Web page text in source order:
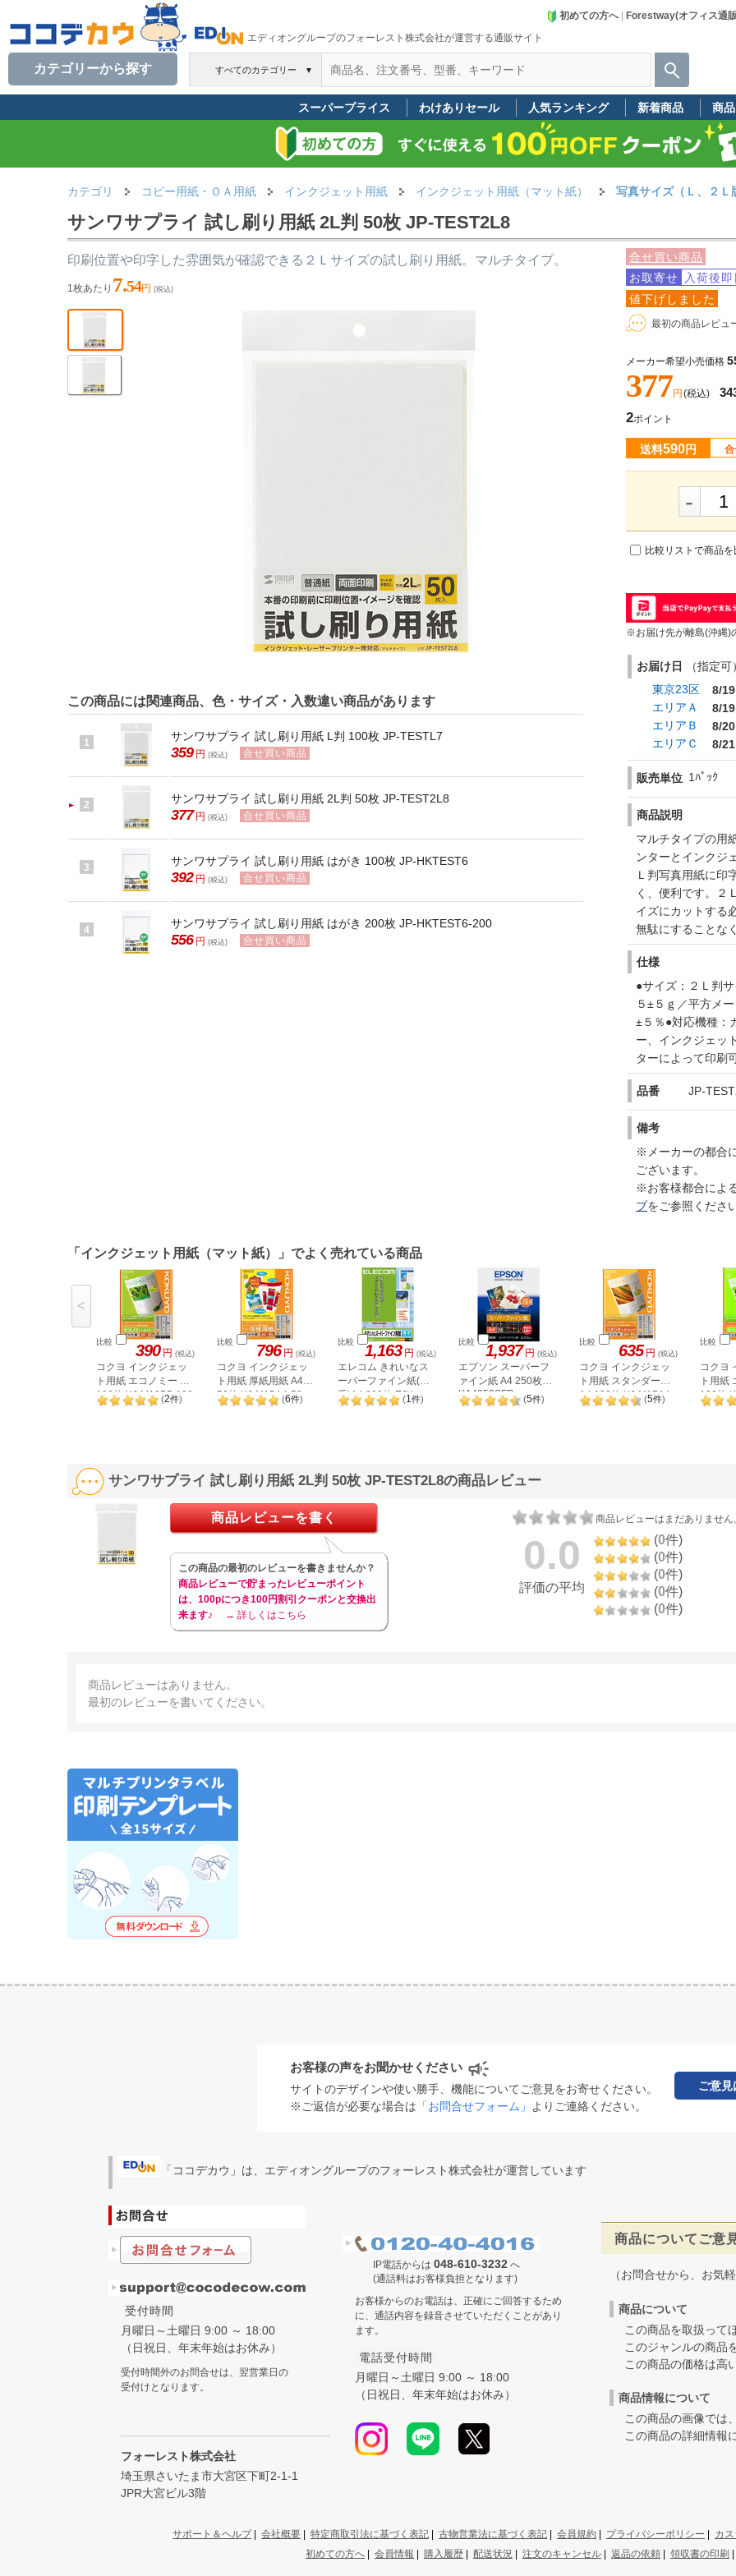
エディオングループのフォーレスト株式会社が運営する通販サイト
初めての方へ| Forestway(オフィス通
すべてのカテゴリー ▼
カテゴリーから探す
スーパープライス わけありセール 人気ランキング 新着商品 商
カテゴリ コピー用紙・ＯＡ用紙 インクジェット用紙 インクジェット用紙（マット紙） 写真サイズ（Ｌ、２Ｌ
サンワサプライ 試し刷り用紙 2L判 50枚 JP-TEST2L8
合せ買い商品
お取寄せ
入荷後
値下げしました
最初の商品レビュ
メーカー希望小売価格
377円 (税込)
2ポイント
送料590円
-
比較リストで商品
※お届け先が離島(沖縄)
お届け日
（指定
東京23区
8/19
エリアＡ
8/19
エリアＢ
8/20
エリアＣ
8/21
販売単位 1ﾊﾟｯｸ
商品説明
マルチタイプの用
ンターとインクジ
Ｌ判写真用紙に印
く、便利です。２
イズにカットする
無駄にすることな
仕様
●サイズ：２Ｌ判
５±５ｇ／平方メ
±５％●対応機種：
ー、インクジェッ
ターによって印刷
品番 JP-
備考
※メーカーの都合
ございます。
※お客様都合によ
プをご参照くださ
印刷位置や印字した雰囲気が確認できる２Ｌサイズの試し刷り用紙。マルチタイプ。
1枚あたり 7.54円 (税込)
この商品には関連商品、色・サイズ・入数違い商品があります
1 サンワサプライ 試し刷り用紙 L判 100枚 JP-TESTL7
359 円 (税込) 合せ買い商品
2 サンワサプライ 試し刷り用紙 2L判 50枚 JP-TEST2L8
377 円 (税込) 合せ買い商品
3 サンワサプライ 試し刷り用紙 はがき 100枚 JP-HKTEST6
392 円 (税込) 合せ買い商品
4 サンワサプライ 試し刷り用紙 はがき 200枚 JP-HKTEST6-200
556 円 (税込) 合せ買い商品
「インクジェット用紙（マット紙）」でよく売れている商品
比較 390 円 (税込)
コクヨ インクジェッ
ト用紙 エコノミー B5
100枚 KJ-M18B5-100
(2件)
比較 796 円 (税込)
コクヨ インクジェッ
ト用紙 厚紙用紙 A4
50枚 KJ-M15A4-50
(6件)
比較 1,163 円 (税込)
エレコム きれいなス
ーパーファイン紙(薄
手)A4 200枚 EJK-
SUA4200
(1件)
比較 1,937 円 (税込)
エプソン スーパーフ
ァイン紙 A4 250枚
KA4250SFR
(5件)
比較 635 円 (税込)
コクヨ インクジェッ
ト用紙 スタンダード
A4 100枚 KJ-M17A4-
100
(5件)
比較
コクヨ
ト用紙
100枚
<
サンワサプライ 試し刷り用紙 2L判 50枚 JP-TEST2L8の商品レビュー
商品レビューはまだありません
0.0
評価の平均
(0件)
(0件)
(0件)
(0件)
(0件)
商品レビューを書く
この商品の最初のレビューを書きませんか？
商品レビューで貯まったレビューポイント
は、100pにつき100円割引クーポンと交換出
来ます♪
→ 詳しくはこちら
商品レビューはありません。
最初のレビューを書いてください。
お客様の声をお聞かせください
サイトのデザインや使い勝手、機能についてご意見をお寄せください。
※ご返信が必要な場合は 「お問合せフォーム」 よりご連絡ください。
ご意見
「ココデカウ」は、エディオングループのフォーレスト株式会社が運営しています
受付時間
月曜日～土曜日 9:00 ～ 18:00
（日祝日、年末年始はお休み）
受付時間外のお問合せは、翌営業日の
受付けとなります。
フォーレスト株式会社
埼玉県さいたま市大宮区下町2-1-1
JPR大宮ビル3階
IP電話からは 048-610-3232 へ
(通話料はお客様負担となります)
お客様からのお電話は、正確にご回答するため
に、通話内容を録音させていただくことがあり
ます。
電話受付時間
月曜日～土曜日 9:00 ～ 18:00
（日祝日、年末年始はお休み）
商品についてご意
（お問合せから、お気
商品について
この商品を取扱って
このジャンルの商品
この商品の価格は高
商品情報について
この商品の画像では
この商品の詳細情報
サポート＆ヘルプ| 会社概要 | 特定商取引法に基づく表記 | 古物営業法に基づく表記 | 会員規約 | プライバシーポリシー | カ
初めての方へ | 会員情報 | 購入履歴 | 配送状況 | 注文のキャンセル | 返品の依頼 | 領収書の印刷